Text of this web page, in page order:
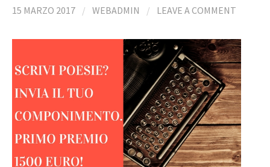
15 MARZO 2017 / WEBADMIN / LEAVE A COMMENT